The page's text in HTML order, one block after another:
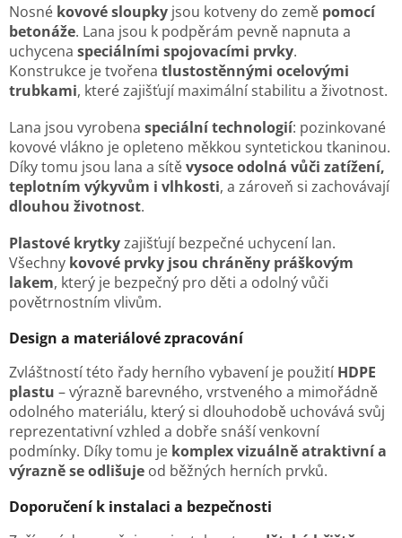
Nosné kovové sloupky jsou kotveny do země pomocí
betonáže. Lana jsou k podpěrám pevně napnuta a
uchycena speciálními spojovacími prvky.
Konstrukce je tvořena tlustostěnnými ocelovými
trubkami, které zajišťují maximální stabilitu a životnost.
Lana jsou vyrobena speciální technologií: pozinkované
kovové vlákno je opleteno měkkou syntetickou tkaninou.
Díky tomu jsou lana a sítěvysoce odolná vůči zatížení,
teplotním výkyvům i vlhkosti, a zároveň si zachovávají
dlouhou životnost.
Plastové krytkyzajišťují bezpečné uchycení lan.
Všechny kovové prvky jsou chráněny práškovým
lakem, který je bezpečný pro děti a odolný vůči
povětrnostním vlivům.
Design a materiálové zpracování
Zvláštností této řady herního vybavení je použití HDPE
plastu – výrazně barevného, vrstveného a mimořádně
odolného materiálu, který si dlouhodobě uchovává svůj
reprezentativní vzhled a dobře snáší venkovní
podmínky. Díky tomu je komplex vizuálně atraktivní a
výrazně se odlišuje od běžných herních prvků.
Doporučení k instalaci a bezpečnosti